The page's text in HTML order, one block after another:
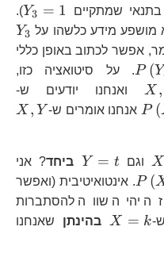
בתנאי שמתקיים Y3 = 1
).
מושפע מידע כלשהו על Y3
אפשר לכתוב באופן כללי
P (Y
. על סיטואציה כזו,
X , ואנחנו יודעים ש-
P ( אנחנו אומרים ש- X , Y
X וגם Y = t ביחד? אני
P (
. אינטואיטיבית (ואפשר
יהיה שווה להסתברות
X = k בהינתן שאנחנו